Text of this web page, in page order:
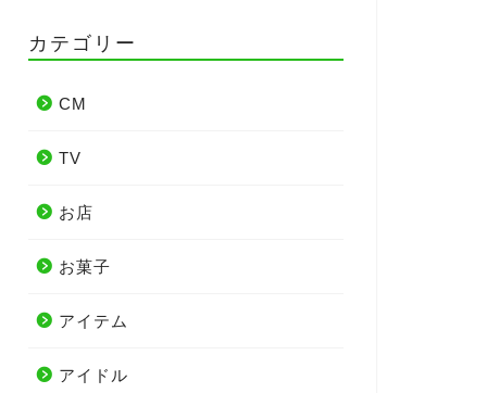
カテゴリー
CM
TV
お店
お菓子
アイテム
アイドル